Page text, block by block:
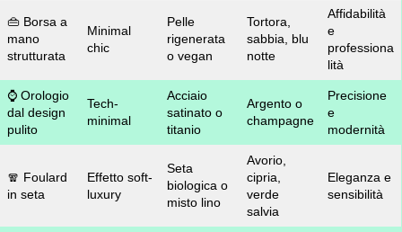
👜 Borsa a
mano
strutturata
Minimal
chic
Pelle
rigenerata
o vegan
Tortora,
sabbia, blu
notte
Affidabilità
e
professiona
lità
⌚ Orologio
dal design
pulito
Tech-
minimal
Acciaio
satinato o
titanio
Argento o
champagne
Precisione
e
modernità
🧣 Foulard
in seta
Effetto soft-
luxury
Seta
biologica o
misto lino
Avorio,
cipria,
verde
salvia
Eleganza e
sensibilità